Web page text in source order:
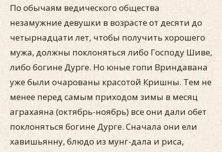
По обычаям ведического общества
незамужние девушки в возрасте от десяти до
четырнадцати лет, чтобы получить хорошего
мужа, должны поклоняться либо Господу Шиве,
либо богине Дурге. Но юные гопи Вриндавана
уже были очарованы красотой Кришны. Тем не
менее перед самым приходом зимы в месяц
аграхаяна (октябрь-ноябрь) все они дали обет
поклоняться богине Дурге. Сначала они ели
хавишьянну, блюдо из мунг-дала и риса,